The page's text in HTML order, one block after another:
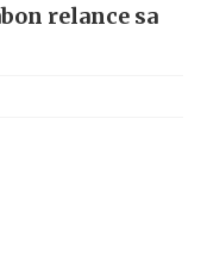
relance sa